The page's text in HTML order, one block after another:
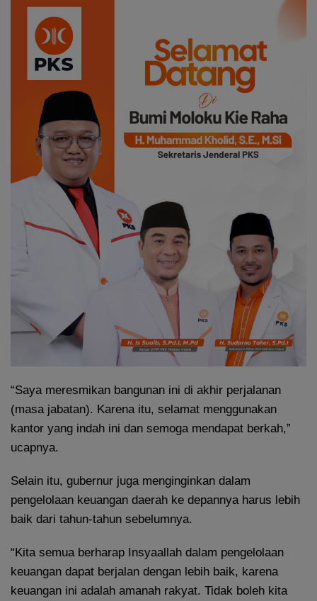
“Saya meresmikan bangunan ini di akhir perjalanan
(masa jabatan). Karena itu, selamat menggunakan
kantor yang indah ini dan semoga mendapat berkah,”
ucapnya.
Selain itu, gubernur juga menginginkan dalam
pengelolaan keuangan daerah ke depannya harus lebih
baik dari tahun-tahun sebelumnya.
“Kita semua berharap Insyaallah dalam pengelolaan
keuangan dapat berjalan dengan lebih baik, karena
keuangan ini adalah amanah rakyat. Tidak boleh kita